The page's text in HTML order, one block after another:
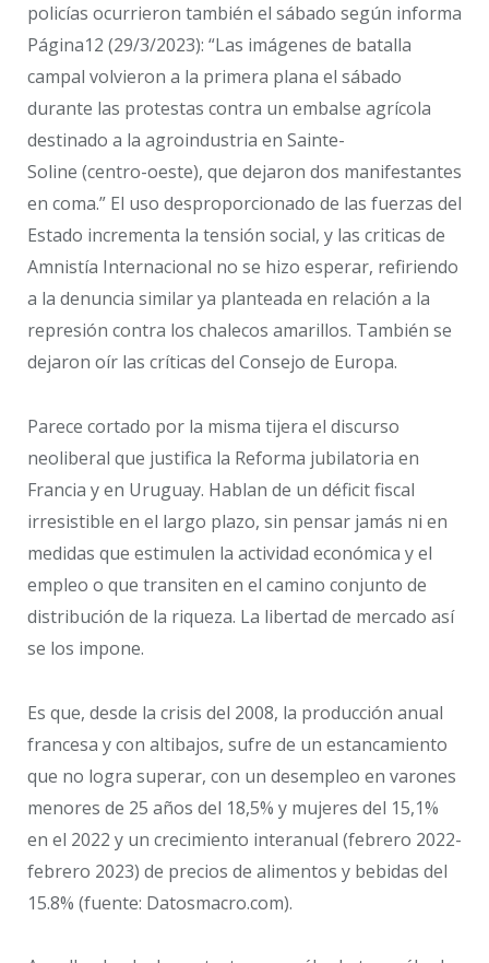
policías ocurrieron también el sábado según informa
Página12 (29/3/2023): “Las imágenes de batalla
campal volvieron a la primera plana el sábado
durante las protestas contra un embalse agrícola
destinado a la agroindustria en Sainte-
Soline (centro-oeste), que dejaron dos manifestantes
en coma.” El uso desproporcionado de las fuerzas del
Estado incrementa la tensión social, y las criticas de
Amnistía Internacional no se hizo esperar, refiriendo
a la denuncia similar ya planteada en relación a la
represión contra los chalecos amarillos. También se
dejaron oír las críticas del Consejo de Europa.
Parece cortado por la misma tijera el discurso
neoliberal que justifica la Reforma jubilatoria en
Francia y en Uruguay. Hablan de un déficit fiscal
irresistible en el largo plazo, sin pensar jamás ni en
medidas que estimulen la actividad económica y el
empleo o que transiten en el camino conjunto de
distribución de la riqueza. La libertad de mercado así
se los impone.
Es que, desde la crisis del 2008, la producción anual
francesa y con altibajos, sufre de un estancamiento
que no logra superar, con un desempleo en varones
menores de 25 años del 18,5% y mujeres del 15,1%
en el 2022 y un crecimiento interanual (febrero 2022-
febrero 2023) de precios de alimentos y bebidas del
15.8% (fuente: Datosmacro.com).